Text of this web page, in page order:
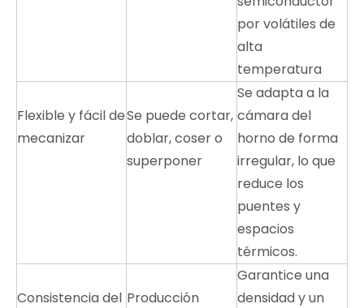
por volátiles de
alta
temperatura
Flexible y fácil de
mecanizar
Se puede cortar,
doblar, coser o
superponer
Se adapta a la
cámara del
horno de forma
irregular, lo que
reduce los
puentes y
espacios
térmicos.
Consistencia del Producción
Garantice una
densidad y un